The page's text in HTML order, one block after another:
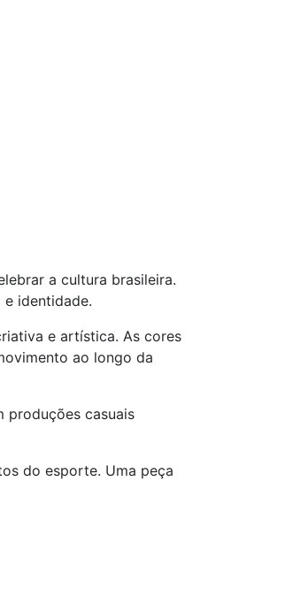
a cultura brasileira.
identidade.
e artística. As cores
ao longo da
produções casuais
do esporte. Uma peça